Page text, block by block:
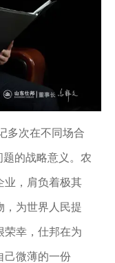
多次在不同场合
题的战略意义。农
业，肩负着极其
，为世界人民提
荣幸，仕邦在为
己微薄的一份